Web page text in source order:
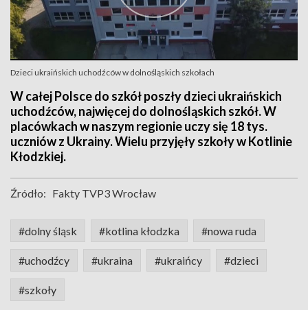
Dzieci ukraińskich uchodźców w dolnośląskich szkołach
W całej Polsce do szkół poszły dzieci ukraińskich
uchodźców, najwięcej do dolnośląskich szkół. W
placówkach w naszym regionie uczy się 18 tys.
uczniów z Ukrainy. Wielu przyjęły szkoły w Kotlinie
Kłodzkiej.
Źródło: Fakty TVP3 Wrocław
#dolny śląsk #kotlina kłodzka #nowa ruda
#uchodźcy #ukraina #ukraińcy #dzieci
#szkoły